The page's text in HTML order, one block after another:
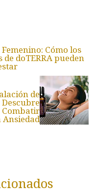
Cómo los
de doTERRA pueden
de
Descubre
Ansiedad